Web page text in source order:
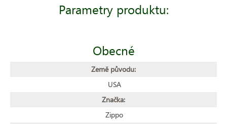
Parametry produktu:
Obecné
Země původu:
USA
Značka:
Zippo